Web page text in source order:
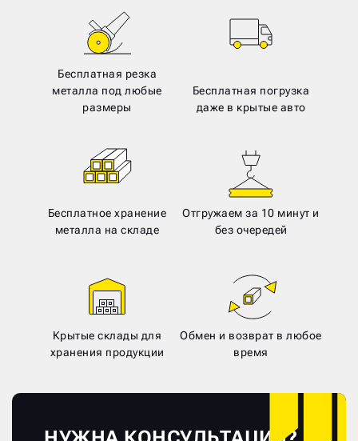
Бесплатная резка
металла под любые
размеры
Бесплатная погрузка
даже в крытые авто
Бесплатное хранение
металла на складе
Отгружаем за 10 минут и
без очередей
Крытые склады для
хранения продукции
Обмен и возврат в любое
время